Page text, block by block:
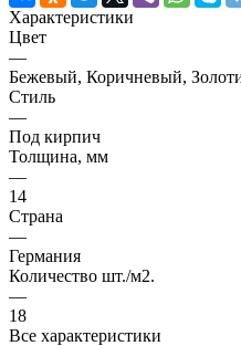
Характеристики
Цвет
—
Бежевый, Коричневый,
Стиль
—
Под кирпич
Толщина, мм
—
14
Страна
—
Германия
Количество шт./м2.
—
18
Все характеристики